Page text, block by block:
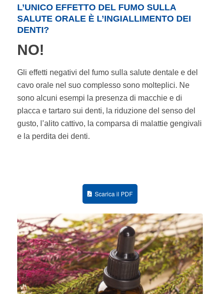
L’UNICO EFFETTO DEL FUMO SULLA
SALUTE ORALE È L’INGIALLIMENTO DEI
DENTI?
NO!
Gli effetti negativi del fumo sulla salute dentale e del
cavo orale nel suo complesso sono molteplici. Ne
sono alcuni esempi la presenza di macchie e di
placca e tartaro sui denti, la riduzione del senso del
gusto, l’alito cattivo, la comparsa di malattie gengivali
e la perdita dei denti.
Scarica il PDF